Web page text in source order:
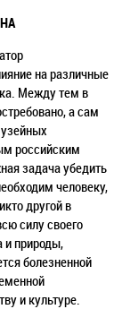
на различные
Между тем в
а сам
российским
задача убедить
человеку,
другой в
силу своего
и природы,
болезненной
и культуре.